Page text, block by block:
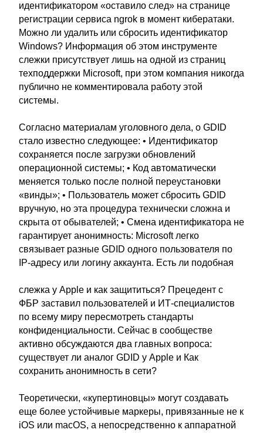
идентификатором «оставило след» на странице
регистрации сервиса ngrok в момент кибератаки.
Можно ли удалить или сбросить идентификатор
Windows? Информация об этом инструменте
слежки присутствует лишь на одной из страниц
техподдержки Microsoft, при этом компания никогда
публично не комментировала работу этой
системы.
Согласно материалам уголовного дела, о GDID
стало известно следующее: • Идентификатор
сохраняется после загрузки обновлений
операционной системы; • Код автоматически
меняется только после полной переустановки
«винды»; • Пользователь может сбросить GDID
вручную, но эта процедура технически сложна и
скрыта от обывателей; • Смена идентификатора не
гарантирует анонимность: Microsoft легко
связывает разные GDID одного пользователя по
IP-адресу или логину аккаунта. Есть ли подобная
слежка у Apple и как защититься? Прецедент с
ФБР заставил пользователей и ИТ-специалистов
по всему миру пересмотреть стандарты
конфиденциальности. Сейчас в сообществе
активно обсуждаются два главных вопроса:
существует ли аналог GDID у Apple и Как
сохранить анонимность в сети?
Теоретически, «купертиновцы» могут создавать
еще более устойчивые маркеры, привязанные не к
iOS или macOS, а непосредственно к аппаратной